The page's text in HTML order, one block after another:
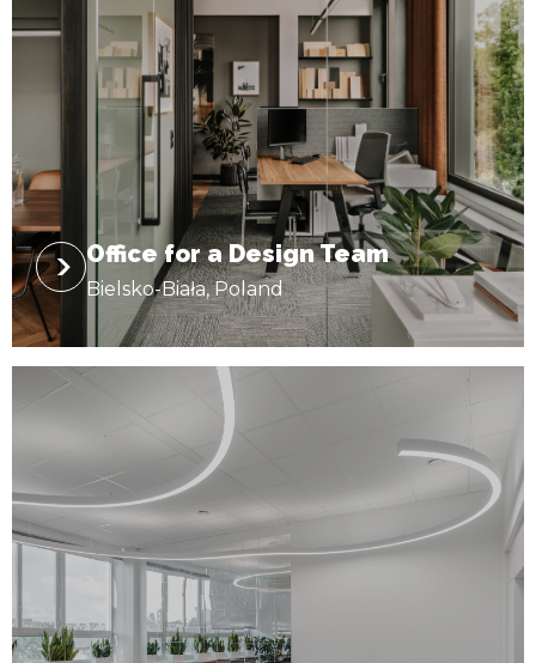
Office for a Design Team
Bielsko-Biała, Poland